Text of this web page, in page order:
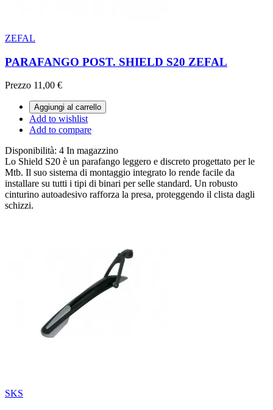
ZEFAL
PARAFANGO POST. SHIELD S20 ZEFAL
Prezzo 11,00 €
Aggiungi al carrello
Add to wishlist
Add to compare
Disponibilità: 4 In magazzino
Lo Shield S20 è un parafango leggero e discreto progettato per le
Mtb. Il suo sistema di montaggio integrato lo rende facile da
installare su tutti i tipi di binari per selle standard. Un robusto
cinturino autoadesivo rafforza la presa, proteggendo il clista dagli
schizzi.
SKS